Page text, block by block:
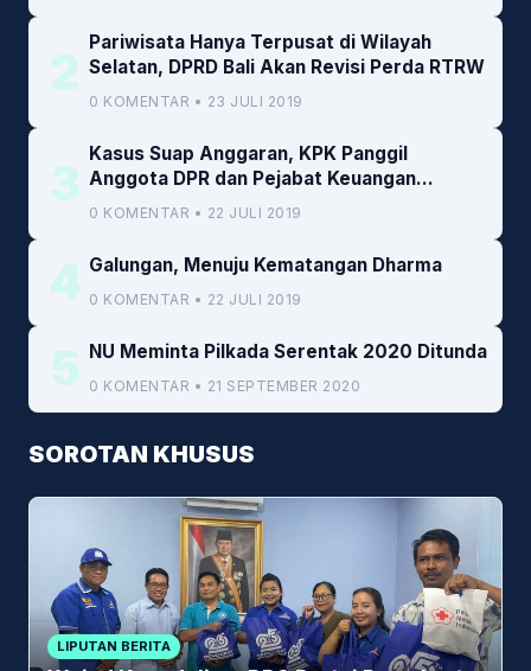
2
Pariwisata Hanya Terpusat di Wilayah
Selatan, DPRD Bali Akan Revisi Perda RTRW
0 KOMENTAR • 23 JULI 2019
3
Kasus Suap Anggaran, KPK Panggil
Anggota DPR dan Pejabat Keuangan
Kemenkeu
0 KOMENTAR • 22 JULI 2019
4 Galungan, Menuju Kematangan Dharma
0 KOMENTAR • 22 JULI 2019
5 NU Meminta Pilkada Serentak 2020 Ditunda
0 KOMENTAR • 21 SEPTEMBER 2020
SOROTAN KHUSUS
LIPUTAN BERITA